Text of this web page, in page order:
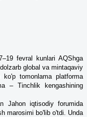
fevral kunlari AQShga
global va mintaqaviy
tomonlama platforma
– Tinchlik kengashining
Jahon iqtisodiy forumida
marosimi bo'lib o'tdi. Unda